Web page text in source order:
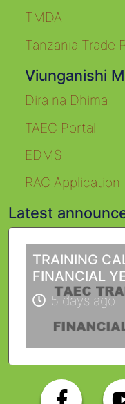
TMDA
Tanzania Trade
Viunganishi
Dira na Dhima
TAEC Portal
EDMS
RAC Application
Latest
TRAINING
FINANCIAL
5 days ago